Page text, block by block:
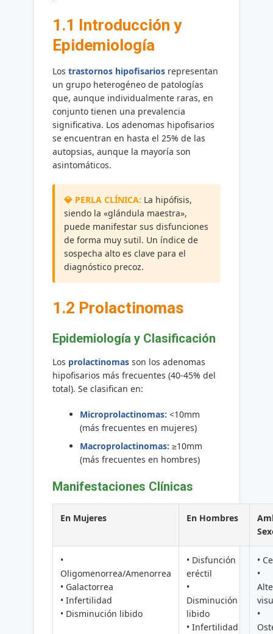
1.1 Introducción y
Epidemiología
Los trastornos hipofisariosrepresentan
un grupo heterogéneo de patologías
que, aunque individualmente raras, en
conjunto tienen una prevalencia
significativa. Los adenomas hipofisarios
se encuentran en hasta el 25% de las
autopsias, aunque la mayoría son
asintomáticos.
La hipófisis,
siendo la «glándula maestra»,
puede manifestar sus disfunciones
de forma muy sutil. Un índice de
sospecha alto es clave para el
diagnóstico precoz.
1.2 Prolactinomas
Epidemiología y Clasificación
Los prolactinomasson los adenomas
hipofisarios más frecuentes (40-45% del
total). Se clasifican en:
Microprolactinomas: <10mm
(más frecuentes en mujeres)
Macroprolactinomas: ≥10mm
(más frecuentes en hombres)
Manifestaciones Clínicas
En Mujeres En Hombres
•
Oligomenorrea/Amenorrea
• Galactorrea
• Infertilidad
• Disminución libido
• Disfunción
eréctil
•
Disminución
libido
• Infertilidad
•
•
•